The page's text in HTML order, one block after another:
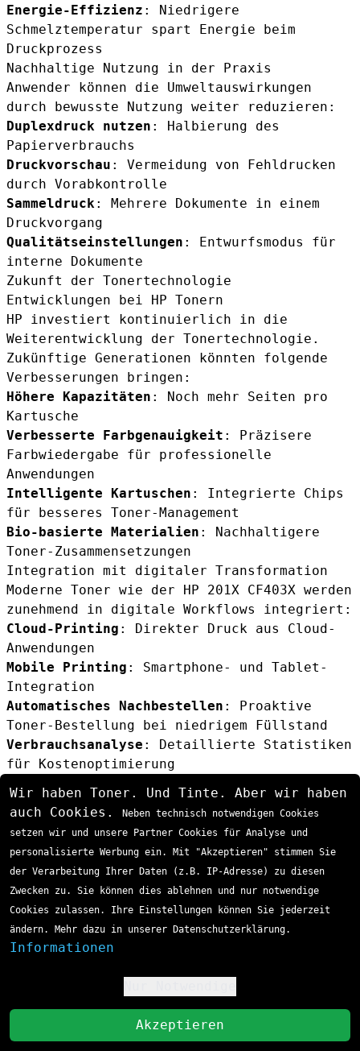
Energie-Effizienz : Niedrigere
Schmelztemperatur spart Energie beim
Druckprozess
Nachhaltige Nutzung in der Praxis
Anwender können die Umweltauswirkungen
durch bewusste Nutzung weiter reduzieren:
Duplexdruck nutzen : Halbierung des
Papierverbrauchs
Druckvorschau : Vermeidung von Fehldrucken
durch Vorabkontrolle
Sammeldruck: Mehrere Dokumente in einem
Druckvorgang
Qualitätseinstellungen : Entwurfsmodus für
interne Dokumente
Zukunft der Tonertechnologie
Entwicklungen bei HP Tonern
HP investiert kontinuierlich in die
Weiterentwicklung der Tonertechnologie.
Zukünftige Generationen könnten folgende
Verbesserungen bringen:
Höhere Kapazitäten : Noch mehr Seiten pro
Kartusche
Verbesserte Farbgenauigkeit : Präzisere
Farbwiedergabe für professionelle
Anwendungen
Intelligente Kartuschen : Integrierte Chips
für besseres Toner-Management
Bio-basierte Materialien : Nachhaltigere
Toner-Zusammensetzungen
Integration mit digitaler Transformation
Moderne Toner wie der HP 201X CF403X werden
zunehmend in digitale Workflows integriert:
Cloud-Printing : Direkter Druck aus Cloud-
Anwendungen
Mobile Printing : Smartphone- und Tablet-
Integration
Automatisches Nachbestellen : Proaktive
Toner-Bestellung bei niedrigem Füllstand
Verbrauchsanalyse : Detaillierte Statistiken
für Kostenoptimierung
Ist der HP 201X / CF403X Toner magenta mit
allen HP Color LaserJet Druckern
kompatibel?
Nein, der HP 201X / CF403X ist spezifisch
für die HP Color LaserJet Pro M 252, M 270,
M 274 und M 277 Serien entwickelt. Die
Verwendung in anderen Druckermodellen ist
nicht möglich und kann zu Schäden führen.
Wie lange ist die Haltbarkeit einer
ungeöffneten HP 201X CF403X Tonerkartusche?
Ungeöffnete Original HP Tonerkartuschen
haben bei sachgemässer Lagerung eine
Haltbarkeit von etwa 24 Monaten. Lagern Sie
Wir haben Toner. Und Tinte. Aber wir haben
auch Cookies.
Neben technisch notwendigen Cookies
setzen wir und unsere Partner Cookies für Analyse und
personalisierte Werbung ein. Mit "Akzeptieren" stimmen Sie
der Verarbeitung Ihrer Daten (z.B. IP-Adresse) zu diesen
Zwecken zu. Sie können dies ablehnen und nur notwendige
Cookies zulassen. Ihre Einstellungen können Sie jederzeit
ändern. Mehr dazu in unserer Datenschutzerklärung.
Informationen
Akzeptieren